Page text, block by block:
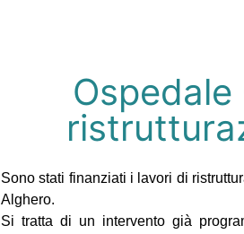
Sono stati finanziati i lavori di
Alghero.
Si tratta di un intervento già